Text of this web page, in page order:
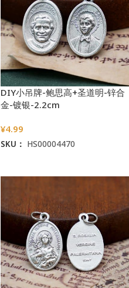
DIY小吊牌-鲍思高+圣道明-锌合
金-镀银-2.2cm
¥4.99
SKU： HS00004470